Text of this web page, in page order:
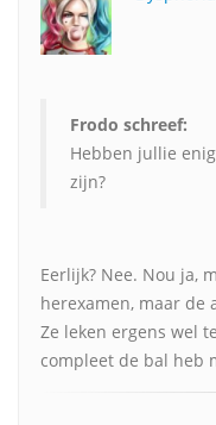
Frodo schreef:
Hebben jullie
zijn?
Eerlijk? Nee. Nou ja,
herexamen, maar de
Ze leken ergens wel
compleet de bal heb